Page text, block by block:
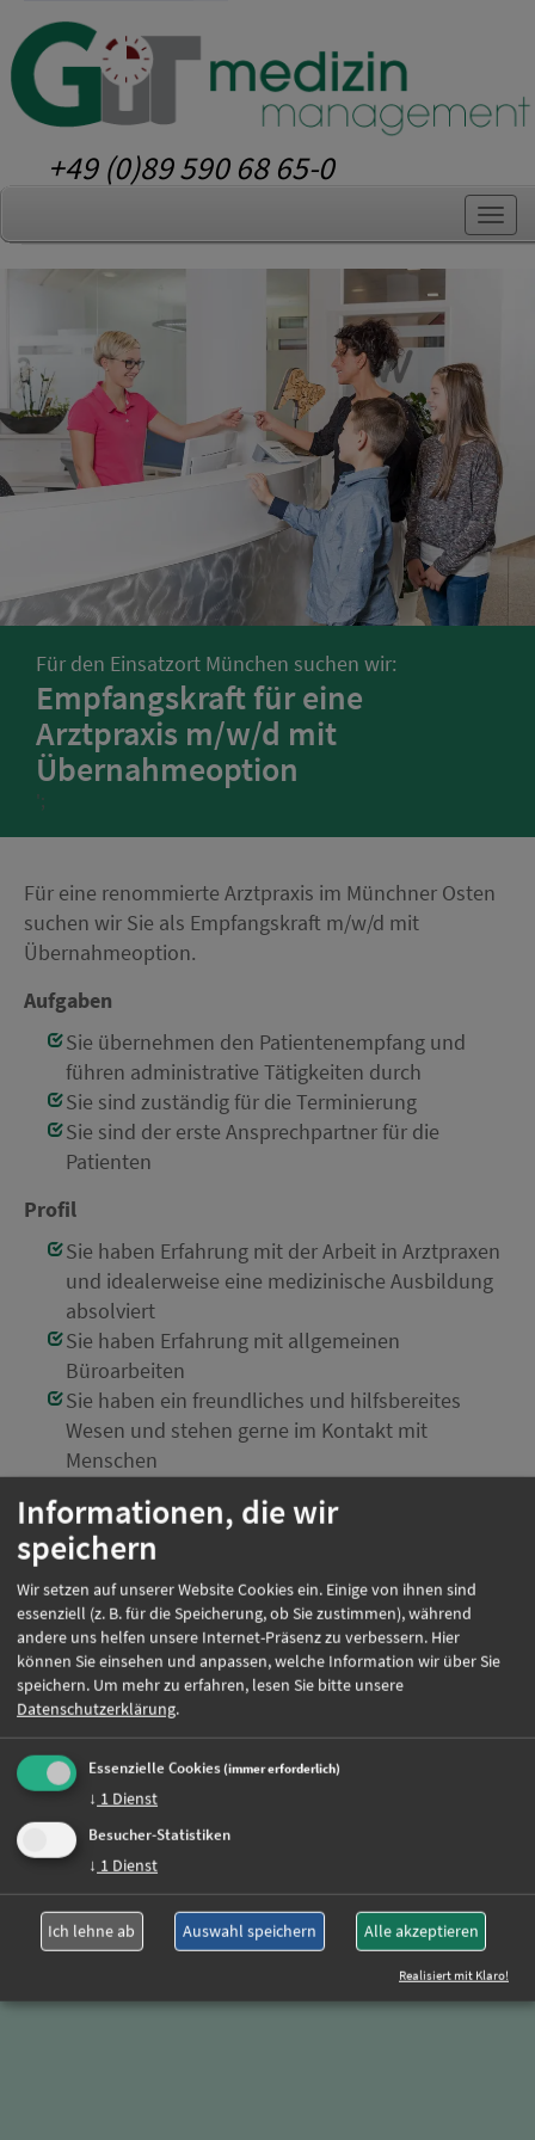
+49 (0)89 590 68 65-0
Für den Einsatzort München suchen wir:
Empfangskraft für eine
Arztpraxis m/w/d mit
Übernahmeoption
';
Für eine renommierte Arztpraxis im Münchner Osten
suchen wir Sie als Empfangskraft m/w/d mit
Übernahmeoption.
Aufgaben
Sie übernehmen den Patientenempfang und
führen administrative Tätigkeiten durch
Sie sind zuständig für die Terminierung
Sie sind der erste Ansprechpartner für die
Patienten
Profil
Sie haben Erfahrung mit der Arbeit in Arztpraxen
und idealerweise eine medizinische Ausbildung
absolviert
Sie haben Erfahrung mit allgemeinen
Büroarbeiten
Sie haben ein freundliches und hilfsbereites
Wesen und stehen gerne im Kontakt mit
Menschen
Einsatzort:München
Beschäftigungsart:Vollzeit
Jetzt online bewerben
Weitere Jobs
Oder rufen Sie uns einfach an:
+49 (0)89 590 68 65-0
Informationen, die wir
speichern
Wir setzen auf unserer Website Cookies ein. Einige von ihnen sind
essenziell (z. B. für die Speicherung, ob Sie zustimmen), während
andere uns helfen unsere Internet-Präsenz zu verbessern. Hier
können Sie einsehen und anpassen, welche Information wir über Sie
speichern. Um mehr zu erfahren, lesen Sie bitte unsere
Datenschutzerklärung.
Essenzielle Cookies(immer erforderlich)
↓ 1 Dienst
Besucher-Statistiken
↓ 1 Dienst
Ich lehne ab Auswahl speichern Alle akzeptieren
Realisiert mit Klaro!